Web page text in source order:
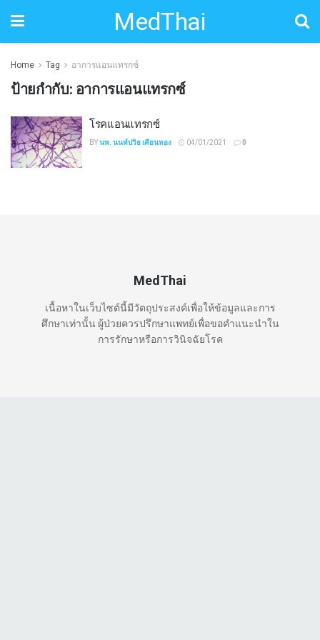
MedThai
Home Tag อาการแอนแทรกซ์
ป้ายกำกับ: อาการแอนแทรกซ์
โรคแอนแทรกซ์
BYนพ. นนท์ปวิธ เคียนทอง 04/01/2021 0
MedThai
เนื้อหาในเว็บไซต์นี้มีวัตถุประสงค์เพื่อให้ข้อมูลและการ
ศึกษาเท่านั้น ผู้ป่วยควรปรึกษาแพทย์เพื่อขอคำแนะนำใน
การรักษาหรือการวินิจฉัยโรค